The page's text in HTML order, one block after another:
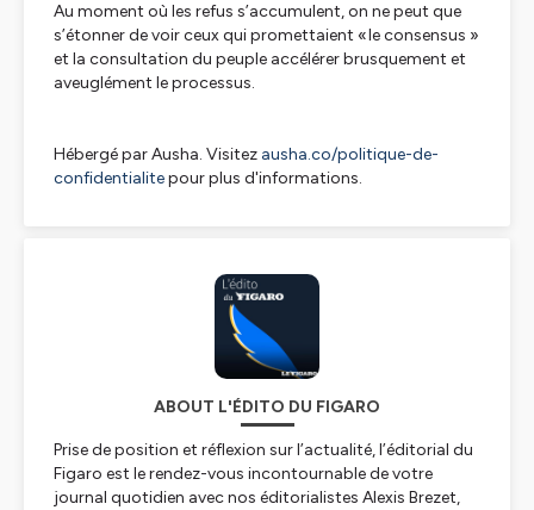
Au moment où les refus s’accumulent, on ne peut que
s’étonner de voir ceux qui promettaient « le consensus »
et la consultation du peuple accélérer brusquement et
aveuglément le processus.
Hébergé par Ausha. Visitez ausha.co/politique-de-
confidentialitepour plus d'informations.
ABOUT L'ÉDITO DU FIGARO
Prise de position et réflexion sur l’actualité, l’éditorial du
Figaro est le rendez-vous incontournable de votre
journal quotidien avec nos éditorialistes Alexis Brezet,